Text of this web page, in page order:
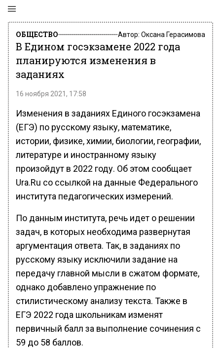
ОБЩЕСТВО Автор: Оксана Герасимова
В Едином госэкзамене 2022 года
планируются изменения в
заданиях
16 ноября 2021, 17:58
Изменения в заданиях Единого госэкзамена
(ЕГЭ) по русскому языку, математике,
истории, физике, химии, биологии, географии,
литературе и иностранному языку
произойдут в 2022 году. Об этом сообщает
Ura.Ru со ссылкой на данные Федерального
института педагогических измерений.
По данным института, речь идет о решении
задач, в которых необходима развернутая
аргументация ответа. Так, в заданиях по
русскому языку исключили задание на
передачу главной мысли в сжатом формате,
однако добавлено упражнение по
стилистическому анализу текста. Также в
ЕГЭ 2022 года школьникам изменят
первичный балл за выполнение сочинения с
59 до 58 баллов.